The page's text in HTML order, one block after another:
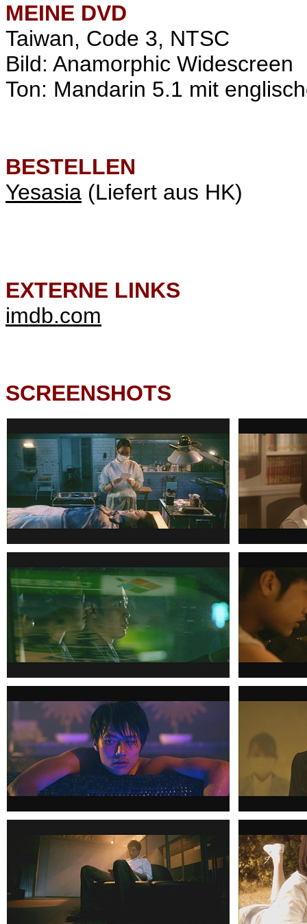
MEINE DVD
Taiwan, Code 3, NTSC
Bild: Anamorphic Widescreen
Ton: Mandarin 5.1 mit
BESTELLEN
Yesasia (Liefert aus HK)
EXTERNE LINKS
imdb.com
SCREENSHOTS